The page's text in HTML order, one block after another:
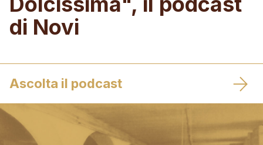
di Novi
Ascolta il podcast